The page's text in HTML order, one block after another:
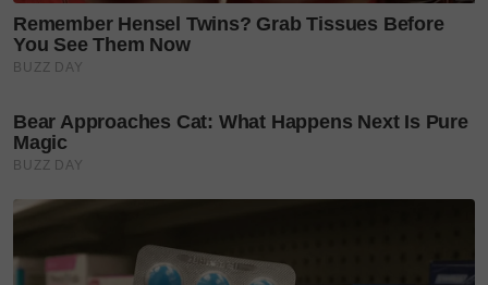
panggang ikan, rasanya memang sedap berbanding
dengan isi ikan yang dikukus,“ katanya.
sedap dimakan, pastikan kuah berkenaan dididih
sepenuhnya dengan api yang perlahan bagi
mengelakkan santan berketul.
menyiapkan juadah ini untuk dijual masih tersemat